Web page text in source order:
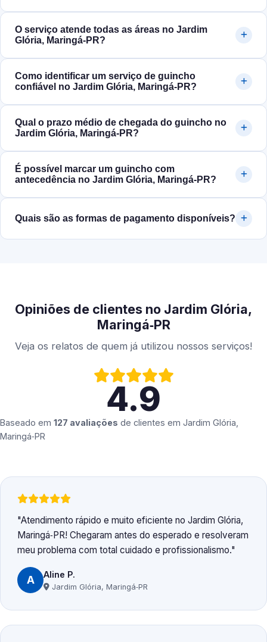
O serviço atende todas as áreas no Jardim
Glória, Maringá‑PR?
Como identificar um serviço de guincho
confiável no Jardim Glória, Maringá‑PR?
Qual o prazo médio de chegada do guincho no
Jardim Glória, Maringá‑PR?
É possível marcar um guincho com
antecedência no Jardim Glória, Maringá‑PR?
Quais são as formas de pagamento disponíveis?
Opiniões de clientes no Jardim Glória,
Maringá‑PR
Veja os relatos de quem já utilizou nossos serviços!
4.9
Baseado em 127 avaliações de clientes em Jardim Glória,
Maringá‑PR
Atendimento rápido e muito eficiente no Jardim Glória,
Maringá‑PR! Chegaram antes do esperado e resolveram
meu problema com total cuidado e profissionalismo.
A Aline P.
Jardim Glória, Maringá‑PR